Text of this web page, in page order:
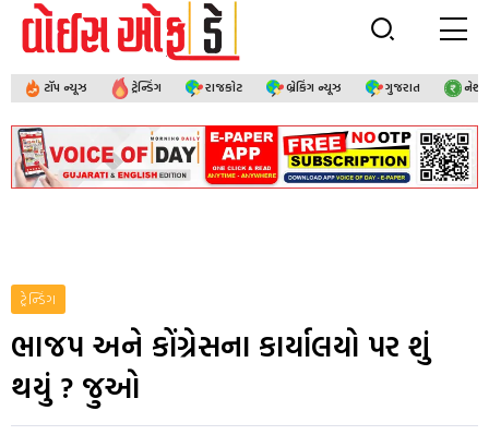
ટૉપ ન્યૂઝ ટ્રેન્ડિંગ રાજકોટ બ્રેકિંગ ન્યૂઝ ગુજરાત
ટ્રેન્ડિંગ
ભાજપ અને કોંગ્રેસના કાર્યાલયો પર શું
થયું ? જુઓ